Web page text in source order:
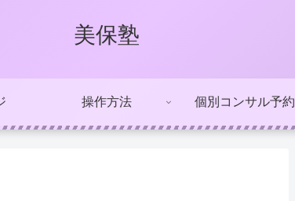
美保塾
操作方法 個別コンサル予約